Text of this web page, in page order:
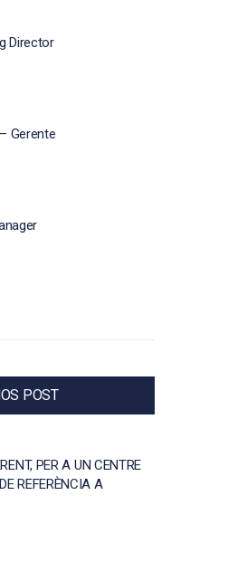
Director
Gerente
POST
PER A UN CENTRE
REFERÈNCIA A